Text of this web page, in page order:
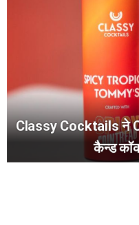
Classy Cocktails ने
कैन्ड